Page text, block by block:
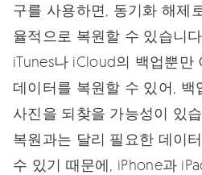
구를 사용하면, 동기화 해제
율적으로 복원할 수 있습니
iTunes나 iCloud의 백업뿐만
데이터를 복원할 수 있어, 백
사진을 되찾을 가능성이 있
복원과는 달리 필요한 데이
수 있기 때문에, iPhone과